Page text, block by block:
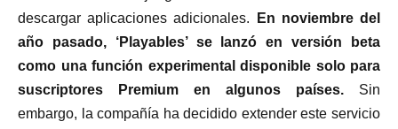
descargar aplicaciones adicionales.
En noviembre del
año pasado, ‘Playables’ se lanzó en versión beta
como una función experimental disponible solo para
suscriptores Premium en algunos países. Sin
embargo, la compañía ha decidido extender este servicio